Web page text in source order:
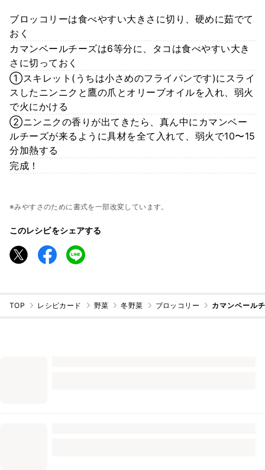
ブロッコリーは食べやすい大きさに切り、硬めに茹でて
おく
カマンベールチーズは6等分に、タコは食べやすい大き
さに切っておく
①スキレット(うちは小さめのフライパンです)にスライ
スしたニンニクと鷹の爪とオリーブオイルを入れ、弱火
で火にかける
②ニンニクの香りが出てきたら、真ん中にカマンベー
ルチーズが来るように具材を全て入れて、弱火で10〜15
分加熱する
完成！
※みやすさのために書式を一部改変しています。
このレシピをシェアする
TOP レシピカード 野菜 冬野菜 ブロッコリー カマンベール